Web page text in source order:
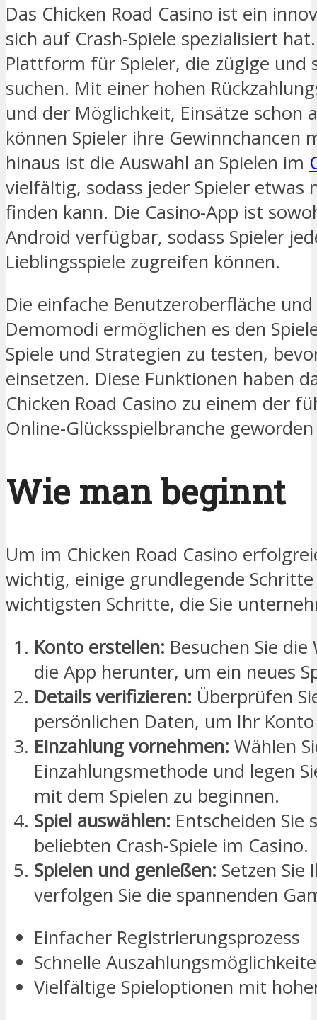
Das Chicken Road Casino ist ein
sich auf Crash-Spiele spezialisiert
Plattform für Spieler, die zügige und
suchen. Mit einer hohen
und der Möglichkeit, Einsätze schon
können Spieler ihre Gewinnchancen
hinaus ist die Auswahl an Spielen im
vielfältig, sodass jeder Spieler etwas
finden kann. Die Casino-App ist
Android verfügbar, sodass Spieler
Lieblingsspiele zugreifen können.
Die einfache Benutzeroberfläche
Demomodi ermöglichen es den
Spiele und Strategien zu testen,
einsetzen. Diese Funktionen haben
Chicken Road Casino zu einem der
Online-Glücksspielbranche
Wie man beginnt
Um im Chicken Road Casino
wichtig, einige grundlegende
wichtigsten Schritte, die Sie
Konto erstellen: Besuchen Sie
die App herunter, um ein neues
Details verifizieren: Überprüfen
persönlichen Daten, um Ihr
Einzahlung vornehmen: Wählen
Einzahlungsmethode und legen
mit dem Spielen zu beginnen.
Spiel auswählen: Entscheiden Sie
beliebten Crash-Spiele im Casino.
Spielen und genießen: Setzen Sie
verfolgen Sie die spannenden
Einfacher Registrierungsprozess
Schnelle
Vielfältige Spieloptionen mit